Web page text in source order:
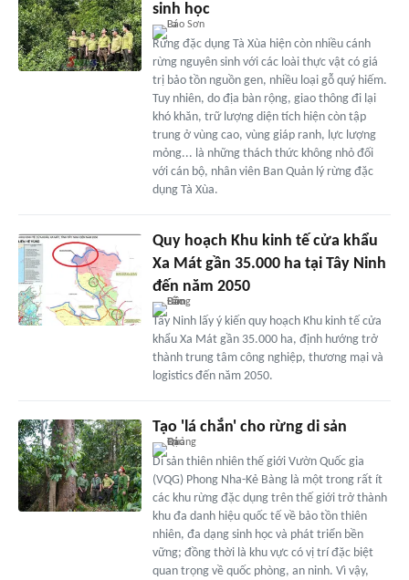
sinh học
Rừng đặc dụng Tà Xùa hiện còn nhiều cánh
rừng nguyên sinh với các loài thực vật có giá
trị bảo tồn nguồn gen, nhiều loại gỗ quý hiếm.
Tuy nhiên, do địa bàn rộng, giao thông đi lại
khó khăn, trữ lượng diện tích hiện còn tập
trung ở vùng cao, vùng giáp ranh, lực lượng
mỏng... là những thách thức không nhỏ đối
với cán bộ, nhân viên Ban Quản lý rừng đặc
dụng Tà Xùa.
Quy hoạch Khu kinh tế cửa khẩu
Xa Mát gần 35.000 ha tại Tây Ninh
đến năm 2050
Tây Ninh lấy ý kiến quy hoạch Khu kinh tế cửa
khẩu Xa Mát gần 35.000 ha, định hướng trở
thành trung tâm công nghiệp, thương mại và
logistics đến năm 2050.
Tạo 'lá chắn' cho rừng di sản
Di sản thiên nhiên thế giới Vườn Quốc gia
(VQG) Phong Nha-Kẻ Bàng là một trong rất ít
các khu rừng đặc dụng trên thế giới trở thành
khu đa danh hiệu quốc tế về bảo tồn thiên
nhiên, đa dạng sinh học và phát triển bền
vững; đồng thời là khu vực có vị trí đặc biệt
quan trọng về quốc phòng, an ninh. Vì vậy,